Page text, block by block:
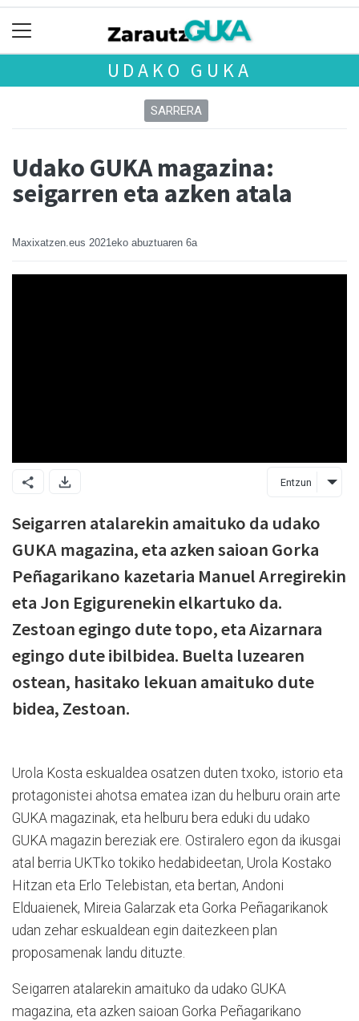
UDAKO GUKA
SARRERA
Udako GUKA magazina:
seigarren eta azken atala
Maxixatzen.eus 2021eko abuztuaren 6a
Entzun
Seigarren atalarekin amaituko da udako
GUKA magazina, eta azken saioan Gorka
Peñagarikano kazetaria Manuel Arregirekin
eta Jon Egigurenekin elkartuko da.
Zestoan egingo dute topo, eta Aizarnara
egingo dute ibilbidea. Buelta luzearen
ostean, hasitako lekuan amaituko dute
bidea, Zestoan.
Urola Kosta eskualdea osatzen duten txoko, istorio eta
protagonistei ahotsa ematea izan du helburu orain arte
GUKA magazinak, eta helburu bera eduki du udako
GUKA magazin bereziak ere. Ostiralero egon da ikusgai
atal berria UKTko tokiko hedabideetan, Urola Kostako
Hitzan eta Erlo Telebistan, eta bertan, Andoni
Elduaienek, Mireia Galarzak eta Gorka Peñagarikanok
udan zehar eskualdean egin daitezkeen plan
proposamenak landu dituzte.
Seigarren atalarekin amaituko da udako GUKA
magazina, eta azken saioan Gorka Peñagarikano